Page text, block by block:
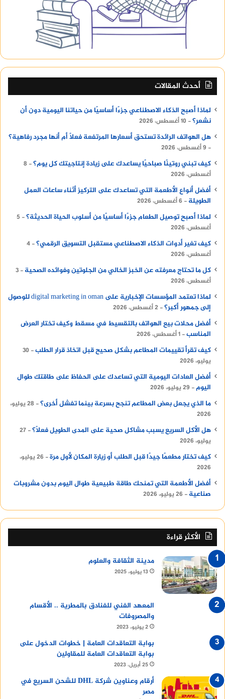
أحدث المقالات
لماذا أصبح الذكاء الاصطناعي جزءًا أساسيًا من حياتنا اليومية دون أن
نشعر؟
10 أغسطس، 2026
هل الهواتف الرائدة تستحق أسعارها المرتفعة فعلًا أم أنها مجرد رفاهية؟
9 أغسطس، 2026
كيف تبني روتينًا صباحيًا يساعدك على زيادة إنتاجيتك كل يوم؟
8
أغسطس، 2026
أفضل أنواع الأطعمة التي تساعدك على التركيز أثناء ساعات العمل
الطويلة
6 أغسطس، 2026
لماذا أصبح توصيل الطعام جزءًا أساسيًا من أسلوب الحياة الحديثة؟
5
أغسطس، 2026
كيف تغير أدوات الذكاء الاصطناعي مستقبل التسويق الرقمي؟ 4
أغسطس، 2026
كل ما تحتاج معرفته عن الخبز الخالي من الجلوتين وفوائده الصحية
3
أغسطس، 2026
لماذا تعتمد المؤسسات الإخبارية على digital marketing in oman للوصول
إلى جمهور أكبر؟ 2 أغسطس، 2026
أفضل محلات بيع الهواتف بالتقسيط في مسقط وكيف تختار العرض
المناسب 1 أغسطس، 2026
كيف تقرأ تقييمات المطاعم بشكل صحيح قبل اتخاذ قرار الطلب
30
يوليو، 2026
أفضل العادات اليومية التي تساعدك على الحفاظ على طاقتك طوال
اليوم
29 يوليو، 2026
ما الذي يجعل بعض المطاعم تنجح بسرعة بينما تفشل أخرى؟
28 يوليو،
2026
هل الأكل السريع يسبب مشاكل صحية على المدى الطويل فعلًا؟ 27
يوليو، 2026
كيف تختار مطعمًا جيدًا قبل الطلب أو زيارة المكان لأول مرة
26 يوليو،
2026
أفضل الأطعمة التي تمنحك طاقة طبيعية طوال اليوم بدون مشروبات
صناعية
26 يوليو، 2026
الأكثر قراءة
مدينة الثقافة والعلوم
13 يوليو، 2025
المعهد الفني للفنادق بالمطرية .. الأقسام
والمصروفات
2 يوليو، 2023
بوابة التعاقدات العامة | خطوات الدخول على
بوابة التعاقدات العامة للمقاولين
25 أبريل، 2023
أرقام وعناوين شركة DHL للشحن السريع في
مصر